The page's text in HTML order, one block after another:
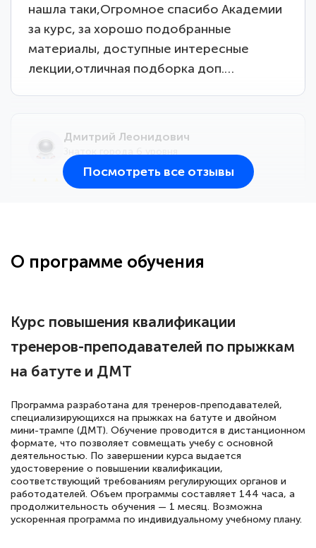
нашла таки,Огромное спасибо Академии
за курс, за хорошо подобранные
материалы, доступные интересные
лекции,отличная подборка доп.…
Дмитрий Леонидович
большое количество методических
Елена Кравченко
18 марта 2026
Выражаю благодарность за курс
повышения квалификации "Эксперт ЕГЭ по
русскому языку и литературе". Много
полезных материалов помогли
подготовиться к тестированию. Это
Посмотреть все отзывы
О программе обучения
Курс повышения квалификации
тренеров-преподавателей по прыжкам
на батуте и ДМТ
Программа разработана для тренеров-преподавателей,
специализирующихся на прыжках на батуте и двойном
мини-трампе (ДМТ). Обучение проводится в дистанционном
формате, что позволяет совмещать учебу с основной
деятельностью. По завершении курса выдается
удостоверение о повышении квалификации,
соответствующий требованиям регулирующих органов и
работодателей. Объем программы составляет 144 часа, а
продолжительность обучения — 1 месяц. Возможна
ускоренная программа по индивидуальному учебному плану.